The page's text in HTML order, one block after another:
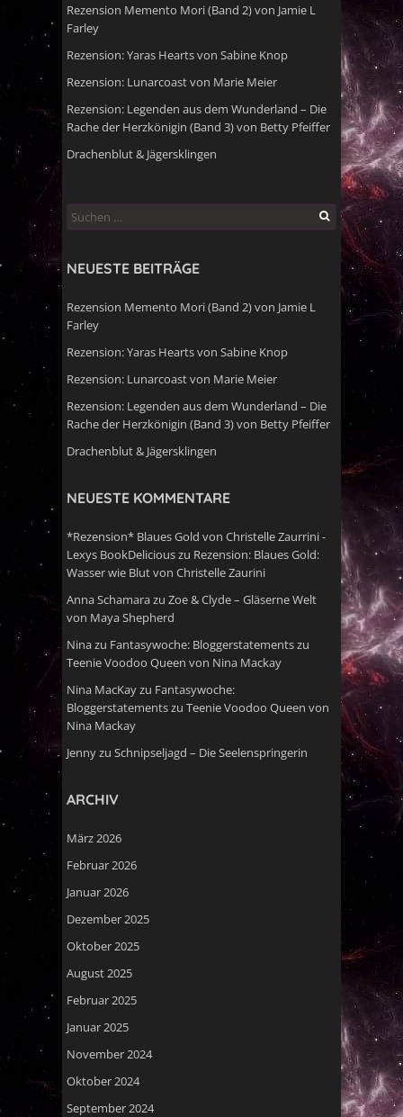
Rezension Memento Mori (Band 2) von Jamie L
Farley
Rezension: Yaras Hearts von Sabine Knop
Rezension: Lunarcoast von Marie Meier
Rezension: Legenden aus dem Wunderland – Die
Rache der Herzkönigin (Band 3) von Betty Pfeiffer
Drachenblut & Jägersklingen
Suchen
nach:
NEUESTE BEITRÄGE
Rezension Memento Mori (Band 2) von Jamie L
Farley
Rezension: Yaras Hearts von Sabine Knop
Rezension: Lunarcoast von Marie Meier
Rezension: Legenden aus dem Wunderland – Die
Rache der Herzkönigin (Band 3) von Betty Pfeiffer
Drachenblut & Jägersklingen
NEUESTE KOMMENTARE
*Rezension* Blaues Gold von Christelle Zaurrini -
Lexys BookDeliciouszu Rezension: Blaues Gold:
Wasser wie Blut von Christelle Zaurini
Anna Schamarazu Zoe & Clyde – Gläserne Welt
von Maya Shepherd
Ninazu Fantasywoche: Bloggerstatements zu
Teenie Voodoo Queen von Nina Mackay
Nina MacKayzu Fantasywoche:
Bloggerstatements zu Teenie Voodoo Queen von
Nina Mackay
Jennyzu Schnipseljagd – Die Seelenspringerin
ARCHIV
März 2026
Februar 2026
Januar 2026
Dezember 2025
Oktober 2025
August 2025
Februar 2025
Januar 2025
November 2024
Oktober 2024
September 2024